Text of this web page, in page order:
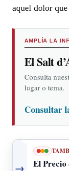
aquel dolor
AMPLÍA LA
El Salt
Consulta
lugar o tema.
Consultar
→ El Precio